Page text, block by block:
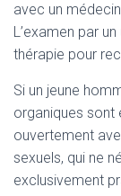
avec un
L’examen par
thérapie pour
Si un jeune
organiques sont
ouvertement
sexuels, qui ne
exclusivement